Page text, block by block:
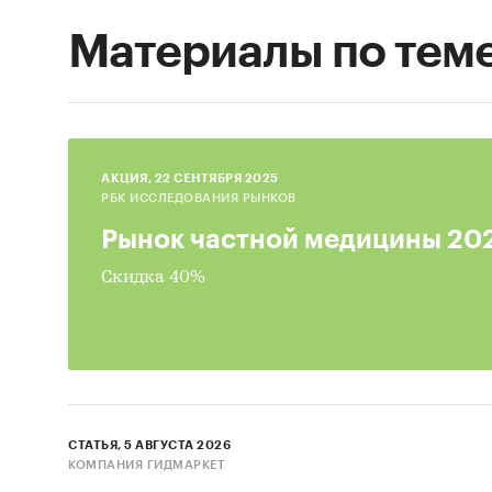
Материалы по
AКЦИЯ, 22 СЕНТЯБРЯ 2025
РБК ИССЛЕДОВАНИЯ РЫНКОВ
Рынок частной медицины
Скидка 40%
СТАТЬЯ, 5 АВГУСТА 2026
КОМПАНИЯ ГИДМАРКЕТ